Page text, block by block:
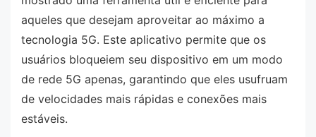
aqueles que desejam aproveitar ao máximo a
tecnologia 5G. Este aplicativo permite que os
usuários bloqueiem seu dispositivo em um modo
de rede 5G apenas, garantindo que eles usufruam
de velocidades mais rápidas e conexões mais
estáveis.